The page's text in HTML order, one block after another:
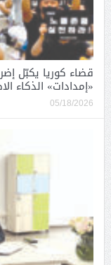
قضاء كوريا يكبّل
«إمدادات» الذكاء
05/18/2026